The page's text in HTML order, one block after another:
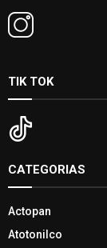
TIK TOK
CATEGORIAS
Actopan
Atotonilco